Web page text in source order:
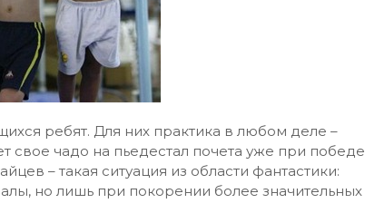
ребят. Для них практика в любом деле –
свое чадо на пьедестал почета уже при победе
– такая ситуация из области фантастики:
но лишь при покорении более значительных